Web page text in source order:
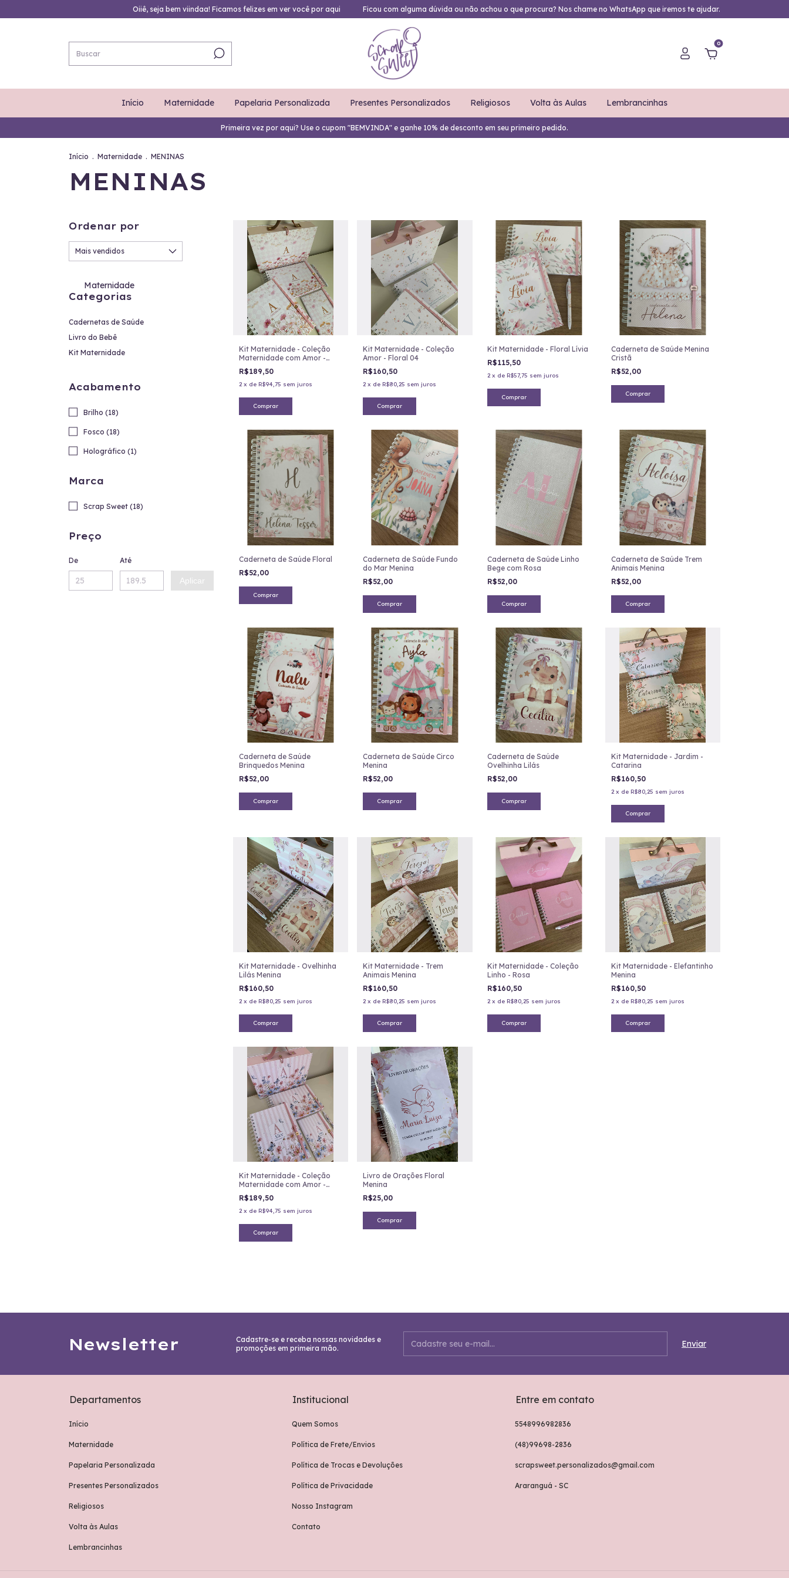
Oiiê, seja bem viindaa! Ficamos felizes em ver você por aqui Ficou com alguma dúvida ou não achou o que procura? Nos chame no WhatsApp que iremos te ajudar.
0
Início Maternidade Papelaria Personalizada Presentes Personalizados Religiosos Volta às Aulas Lembrancinhas
Primeira vez por aqui? Use o cupom "BEMVINDA" e ganhe 10% de desconto em seu primeiro pedido.
Início . Maternidade . MENINAS
MENINAS
Ordenar por
Maternidade
Categorias
Cadernetas de Saúde
Livro do Bebê
Kit Maternidade
Acabamento
Brilho (18)
Fosco (18)
Holográfico (1)
Marca
Scrap Sweet (18)
Preço
De Até
Aplicar
Kit Maternidade - Coleção
Maternidade com Amor -
Floral Antonella
R$189,50
2 x de R$94,75 sem juros
Comprar
Kit Maternidade - Coleção
Amor - Floral 04
R$160,50
2 x de R$80,25 sem juros
Comprar
Kit Maternidade - Floral Lívia
R$115,50
2 x de R$57,75 sem juros
Comprar
Caderneta de Saúde Menina
Cristã
R$52,00
Comprar
Caderneta de Saúde Floral
R$52,00
Comprar
Caderneta de Saúde Fundo
do Mar Menina
R$52,00
Comprar
Caderneta de Saúde Linho
Bege com Rosa
R$52,00
Comprar
Caderneta de Saúde Trem
Animais Menina
R$52,00
Comprar
Caderneta de Saúde
Brinquedos Menina
R$52,00
Comprar
Caderneta de Saúde Circo
Menina
R$52,00
Comprar
Caderneta de Saúde
Ovelhinha Lilás
R$52,00
Comprar
Kit Maternidade - Jardim -
Catarina
R$160,50
2 x de R$80,25 sem juros
Comprar
Kit Maternidade - Ovelhinha
Lilás Menina
R$160,50
2 x de R$80,25 sem juros
Comprar
Kit Maternidade - Trem
Animais Menina
R$160,50
2 x de R$80,25 sem juros
Comprar
Kit Maternidade - Coleção
Linho - Rosa
R$160,50
2 x de R$80,25 sem juros
Comprar
Kit Maternidade - Elefantinho
Menina
R$160,50
2 x de R$80,25 sem juros
Comprar
Kit Maternidade - Coleção
Maternidade com Amor -
Floral com Borboletas 05
R$189,50
2 x de R$94,75 sem juros
Comprar
Livro de Orações Floral
Menina
R$25,00
Comprar
Newsletter
Cadastre-se e receba nossas novidades e
promoções em primeira mão.
Departamentos
Início
Maternidade
Papelaria Personalizada
Presentes Personalizados
Religiosos
Volta às Aulas
Lembrancinhas
Institucional
Quem Somos
Política de Frete/Envios
Política de Trocas e Devoluções
Política de Privacidade
Nosso Instagram
Contato
Entre em contato
5548996982836
(48)99698-2836
scrapsweet.personalizados@gmail.com
Araranguá - SC